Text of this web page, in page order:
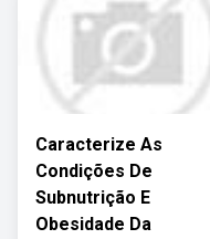
Caracterize As
Condições De
Subnutrição E
Obesidade Da